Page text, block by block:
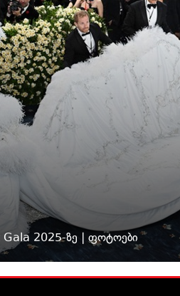
Gala 2025-ზე | ფოტოები